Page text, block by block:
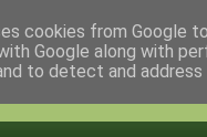
cookies from Google
Google along with
to detect and address